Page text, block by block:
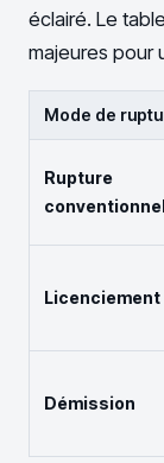
éclairé. Le
majeures pour
Mode de
Rupture
Licenciement
Démission